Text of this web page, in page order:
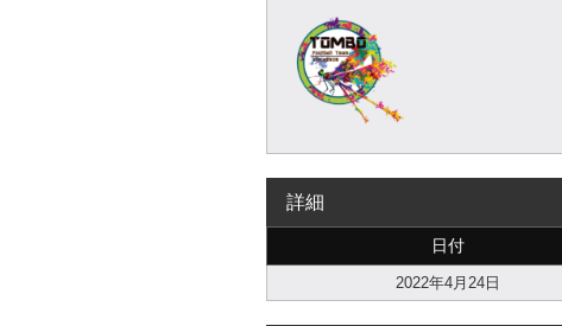
詳細
日付
2022年4月24日